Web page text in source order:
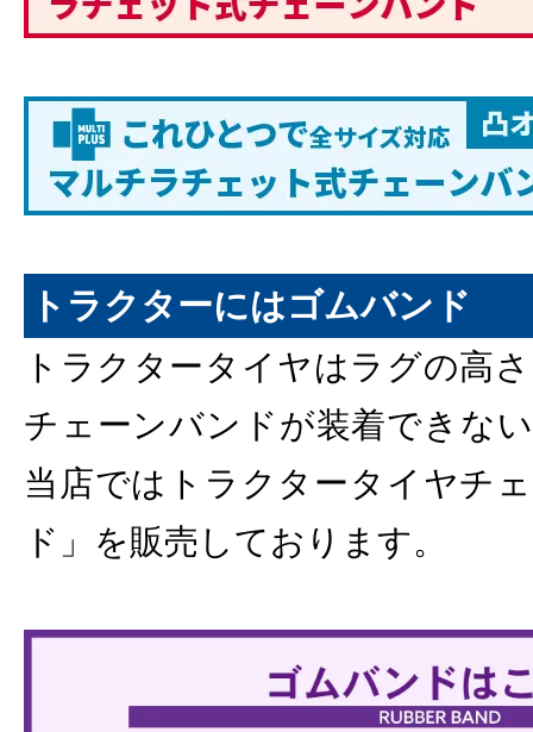
トラクターにはゴムバンド
トラクタータイヤはラグの高
チェーンバンドが装着できな
当店ではトラクタータイヤチ
ド」を販売しております。